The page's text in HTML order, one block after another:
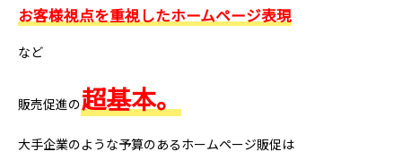
お客様視点を重視したホームページ表現
など
販売促進の超基本。
大手企業のような予算のあるホームページ販促は